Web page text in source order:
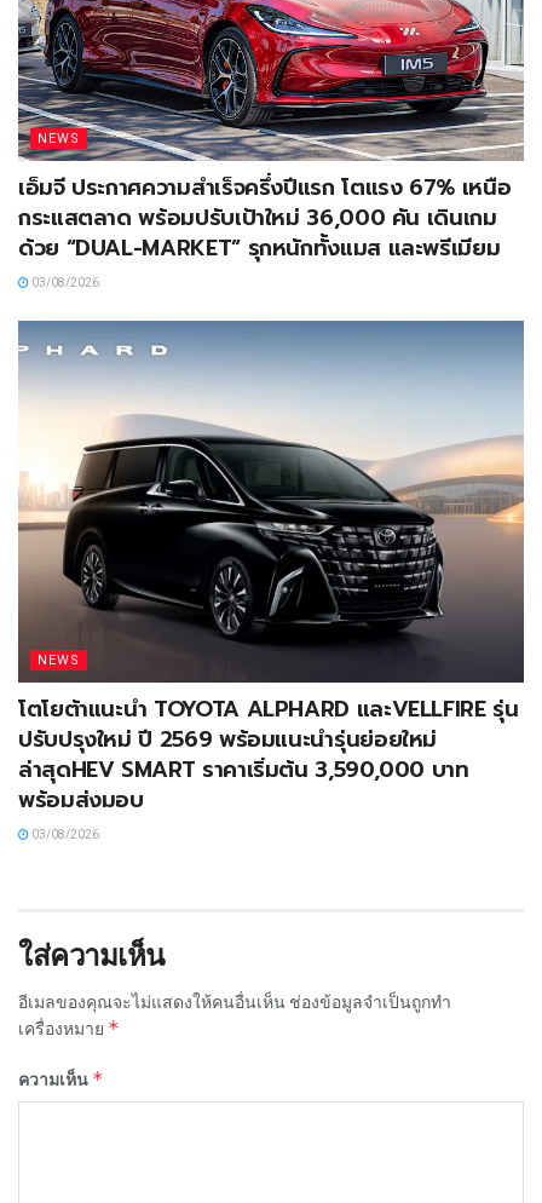
NEWS
เอ็มจี ประกาศความสำเร็จครึ่งปีแรก โตแรง 67% เหนือ
กระแสตลาด พร้อมปรับเป้าใหม่ 36,000 คัน เดินเกม
ด้วย “DUAL-MARKET” รุกหนักทั้งแมส และพรีเมียม
03/08/2026
NEWS
โตโยต้าแนะนำ TOYOTA ALPHARD และVELLFIRE รุ่น
ปรับปรุงใหม่ ปี 2569 พร้อมแนะนำรุ่นย่อยใหม่
ล่าสุดHEV SMART ราคาเริ่มต้น 3,590,000 บาท
พร้อมส่งมอบ
03/08/2026
ใส่ความเห็น
อีเมลของคุณจะไม่แสดงให้คนอื่นเห็น ช่องข้อมูลจำเป็นถูกทำ
เครื่องหมาย *
ความเห็น *